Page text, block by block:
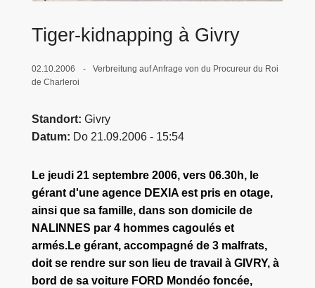
Tiger-kidnapping à Givry
02.10.2006
Verbreitung auf Anfrage von du Procureur du Roi
de Charleroi
Standort Givry
Datum
Do 21.09.2006 - 15:54
Le jeudi 21 septembre 2006, vers 06.30h, le
gérant d'une agence DEXIA est pris en otage,
ainsi que sa famille, dans son domicile de
NALINNES par 4 hommes cagoulés et
armés.Le gérant, accompagné de 3 malfrats,
doit se rendre sur son lieu de travail à GIVRY, à
bord de sa voiture FORD Mondéo foncée,